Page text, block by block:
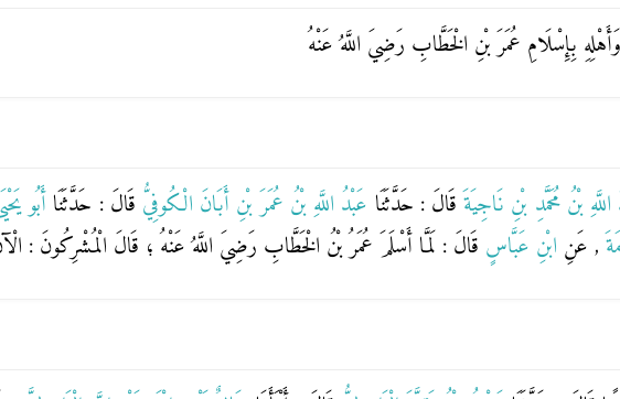
بِإِسْلَامِ عُمَرَ بْنِ الْخَطَّابِ رَضِيَ اللَّهُ عَنْهُ
اللَّهِ بْنُ مُحَمَّدِ بْنِ نَاجِيَةَ قَالَ : حَدَّثَنَا عَبْدُ اللَّهِ بْنُ عُمَرَ بْنِ أَبَانَ الْكُوفِيُّ قَالَ : حَدَّثَنَا أَبُو
, عَنِ ابْنِ عَبَّاسٍ قَالَ : لَمَّا أَسْلَمَ عُمَرُ بْنُ الْخَطَّابِ رَضِيَ اللَّهُ عَنْهُ ؛ قَالَ الْمُشْرِكُونَ :